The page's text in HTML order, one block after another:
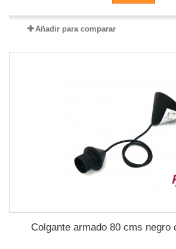
Añadir para comparar
Colgante armado 80 cms negro